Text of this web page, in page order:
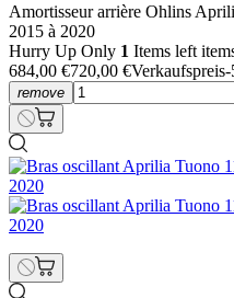
Amortisseur arrière Ohlins
2015 à 2020
Hurry Up Only 1 Items left
684,00 €720,00 €Verkaufspreis-
remove